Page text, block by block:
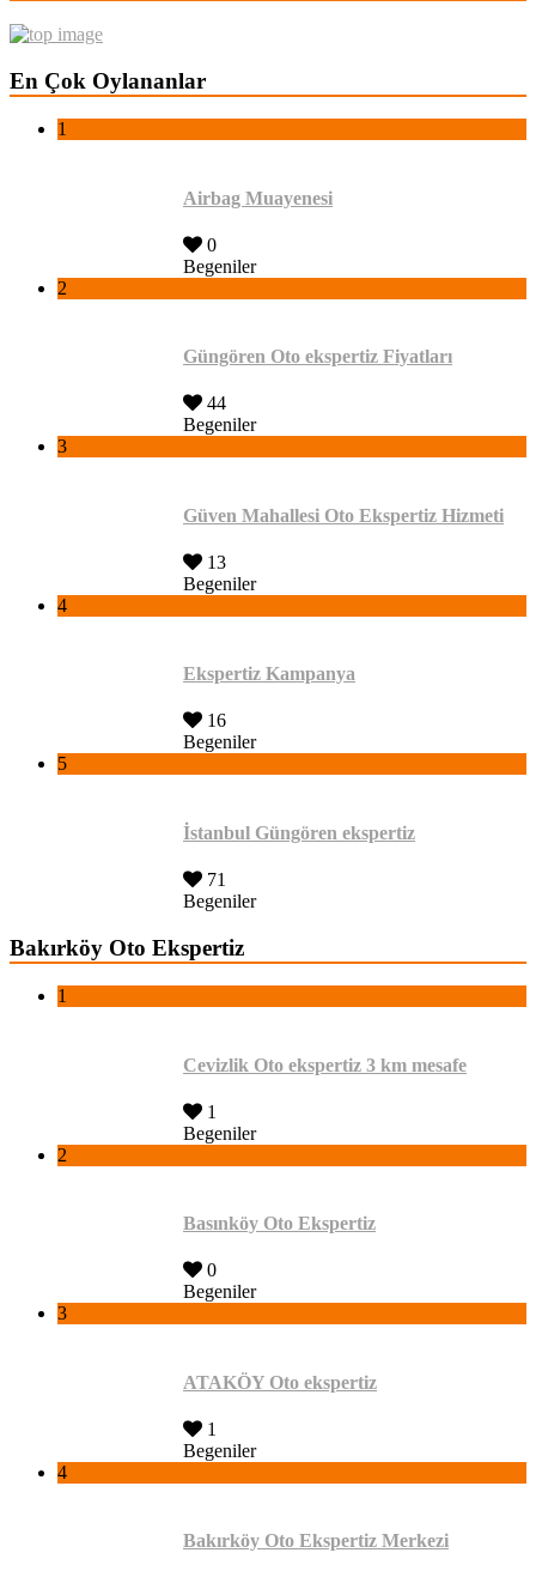
En Çok Oylananlar
1
Airbag Muayenesi
0
Begeniler
2
Güngören Oto ekspertiz Fiyatları
44
Begeniler
3
Güven Mahallesi Oto Ekspertiz Hizmeti
13
Begeniler
4
Ekspertiz Kampanya
16
Begeniler
5
İstanbul Güngören ekspertiz
71
Begeniler
Bakırköy Oto Ekspertiz
1
Cevizlik Oto ekspertiz 3 km mesafe
1
Begeniler
2
Basınköy Oto Ekspertiz
0
Begeniler
3
ATAKÖY Oto ekspertiz
1
Begeniler
4
Bakırköy Oto Ekspertiz Merkezi